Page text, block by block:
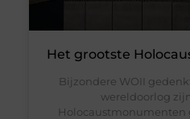
Het grootste
Bijzondere WOII
wereldoorlog
Holocaustmonumenten